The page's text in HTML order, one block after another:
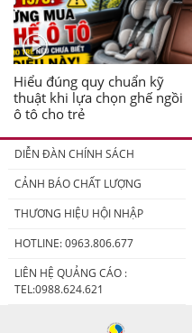
Hiểu đúng quy chuẩn kỹ
thuật khi lựa chọn ghế ngồi
ô tô cho trẻ
DIỄN ĐÀN CHÍNH SÁCH
CẢNH BÁO CHẤT LƯỢNG
THƯƠNG HIỆU HỘI NHẬP
HOTLINE: 0963.806.677
LIÊN HỆ QUẢNG CÁO :
TEL:0988.624.621